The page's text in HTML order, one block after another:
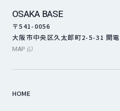
OSAKA BASE
〒541-0056
大阪市中央区久太郎町2-5-31 関
MAP外部サイトにリンクします
HOME